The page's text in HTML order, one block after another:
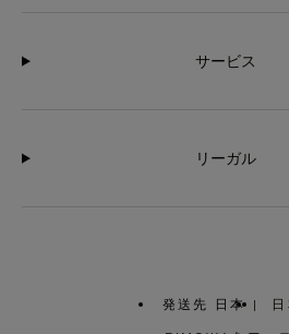
サービス
リーガル
発送先 日本 |